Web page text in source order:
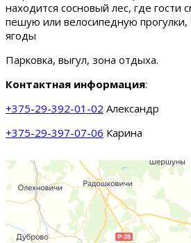
находится сосновый лес, где гости
пешую или велосипедную прогулки,
ягоды
Парковка, выгул, зона отдыха.
Контактная информация:
+375-29-392-01-02 Александр
+375-29-397-07-06 Карина